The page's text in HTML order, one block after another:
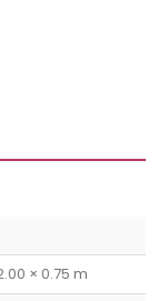
× 0.75 m